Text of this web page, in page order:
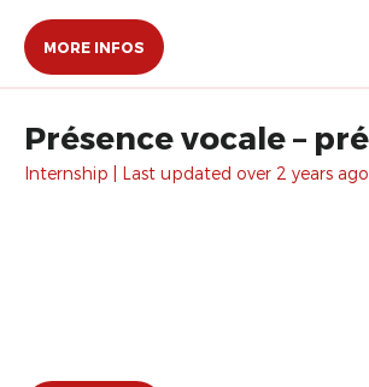
MORE INFOS
Présence vocale –
Internship | Last updated over 2 years ago.